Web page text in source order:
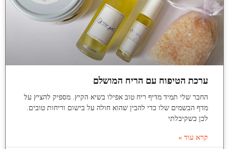
ערכת הטיפוח עם הריח המושלם
החבר שלי תמיד מדיף ריח טוב אפילו בשיא הקיץ. מספיק להציץ על
מדף הבשמים שלו כדי להבין שהוא חולה על בישום וריחות טובים.
לכן כשקיבלתי
קרא עוד »